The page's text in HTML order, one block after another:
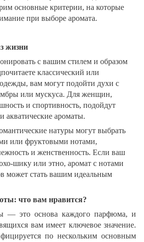
основные критерии, на которые
при выборе аромата.
жизни
с вашим стилем и образом
классический или
вам могут подойти духи с
или мускуса. Для женщин,
и спортивность, подойдут
акватические ароматы.
натуры могут выбрать
или фруктовыми нотами,
и женственность. Если ваш
шику или этно, аромат с нотами
может стать вашим идеальным
что вам нравится?
— это основа каждого парфюма, и
вам имеет ключевое значение.
по нескольким основным